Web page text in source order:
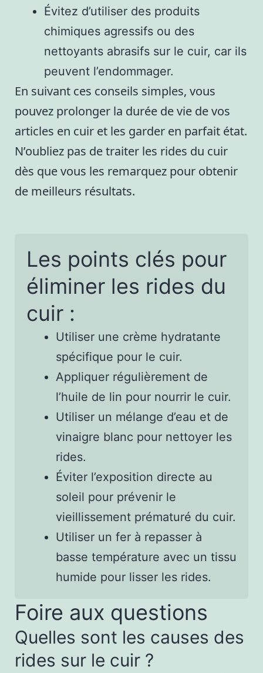
Évitez d’utiliser des produits
chimiques agressifs ou des
nettoyants abrasifs sur le cuir, car ils
peuvent l’endommager.
En suivant ces conseils simples, vous
pouvez prolonger la durée de vie de vos
articles en cuir et les garder en parfait état.
N’oubliez pas de traiter les rides du cuir
dès que vous les remarquez pour obtenir
de meilleurs résultats.
Les points clés pour
éliminer les rides du
cuir :
Utiliser une crème hydratante
spécifique pour le cuir.
Appliquer régulièrement de
l’huile de lin pour nourrir le cuir.
Utiliser un mélange d’eau et de
vinaigre blanc pour nettoyer les
rides.
Éviter l’exposition directe au
soleil pour prévenir le
vieillissement prématuré du cuir.
Utiliser un fer à repasser à
basse température avec un tissu
humide pour lisser les rides.
Foire aux questions
Quelles sont les causes des
rides sur le cuir ?